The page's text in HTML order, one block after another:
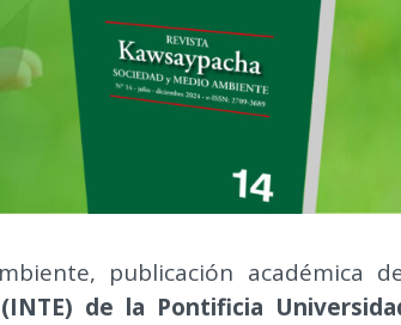
publicación académica
de la Pontificia